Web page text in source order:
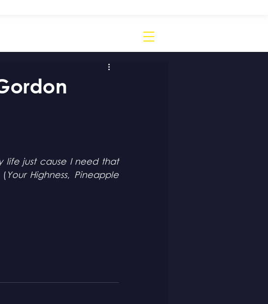
life just cause I need that
( Your Highness, Pineapple